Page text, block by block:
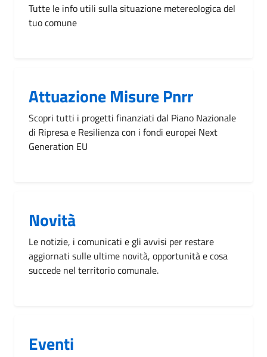
Tutte le info utili sulla situazione metereologica del
tuo comune
Attuazione Misure Pnrr
Scopri tutti i progetti finanziati dal Piano Nazionale
di Ripresa e Resilienza con i fondi europei Next
Generation EU
Novità
Le notizie, i comunicati e gli avvisi per restare
aggiornati sulle ultime novità, opportunità e cosa
succede nel territorio comunale.
Eventi